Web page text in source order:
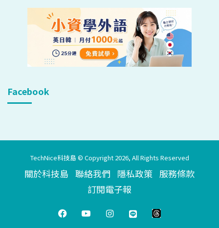
Facebook
TechNice科技島 © Copyright 2026, All Rights Reserved
關於科技島 聯絡我們 隱私政策 服務條款
訂閱電子報